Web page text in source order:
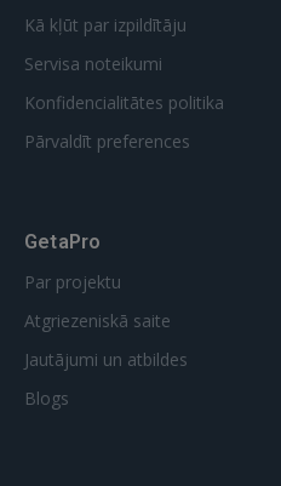
Kā kļūt par izpildītāju
Servisa noteikumi
Konfidencialitātes politika
Pārvaldīt preferences
GetaPro
Par projektu
Atgriezeniskā saite
Jautājumi un atbildes
Blogs